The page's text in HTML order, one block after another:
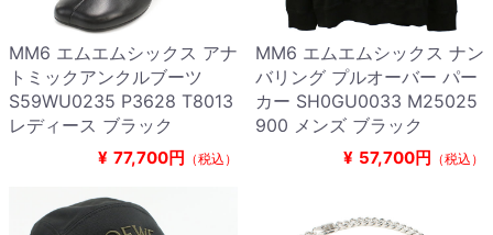
MM6 エムエムシックス アナ
トミックアンクルブーツ
S59WU0235 P3628 T8013
レディース ブラック
¥ 77,700円 （税込）
MM6 エムエムシックス ナン
バリング プルオーバー パー
カー SH0GU0033 M25025
900 メンズ ブラック
¥ 57,700円 （税込）